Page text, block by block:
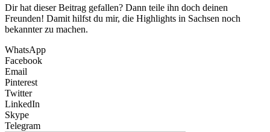
Dir hat dieser Beitrag gefallen? Dann teile ihn doch deinen
Freunden! Damit hilfst du mir, die Highlights in Sachsen noch
bekannter zu machen.
WhatsApp
Facebook
Email
Pinterest
Twitter
LinkedIn
Skype
Telegram